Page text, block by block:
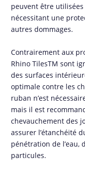
peuvent être
nécessitant une
autres dommages.
Contrairement aux
Rhino TilesTM sont
des surfaces
optimale contre les
ruban n’est
mais il est
chevauchement des
assurer l’étanchéité
pénétration de l’eau,
particules.